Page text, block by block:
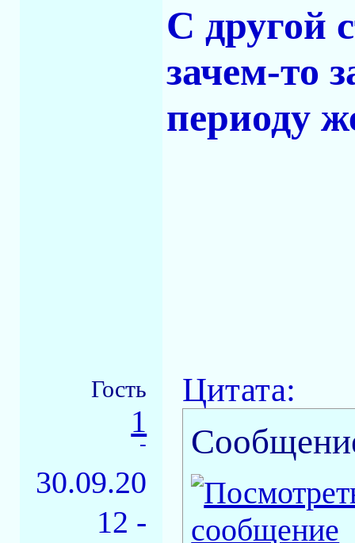
С другой
зачем-то
периоду
Гость
1
-
30.09.20
12 -
Цитата: